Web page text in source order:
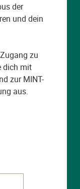
der
und dein
zu
dich mit
zur MINT-
aus.